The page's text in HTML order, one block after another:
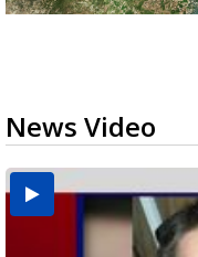
News Video